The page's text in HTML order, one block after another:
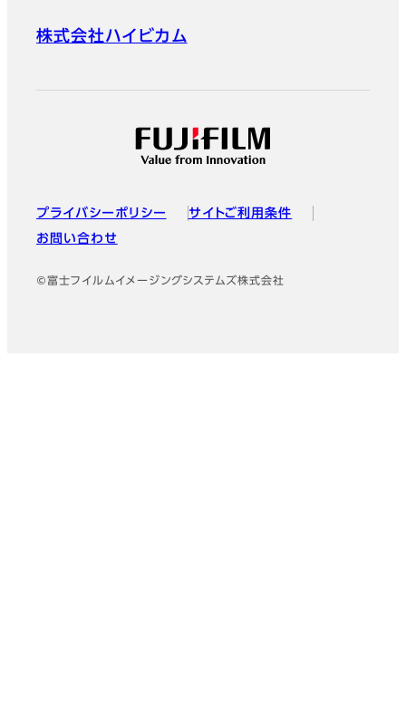
株式会社ハイビカム
プライバシーポリシー
サイトご利用条件
お問い合わせ
©富士フイルムイメージングシステムズ株式会社